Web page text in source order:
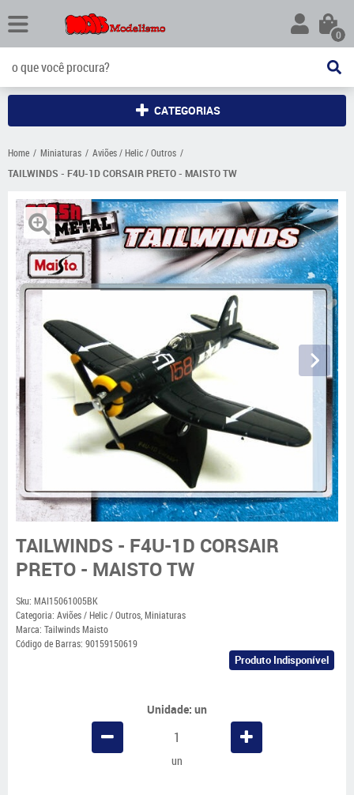
0
CATEGORIAS
Home Miniaturas
Aviões / Helic / Outros
TAILWINDS - F4U-1D CORSAIR PRETO - MAISTO TW
TAILWINDS - F4U-1D CORSAIR
PRETO - MAISTO TW
Sku: MAI15061005BK
Categoria: Aviões / Helic / Outros,Miniaturas
Marca: Tailwinds Maisto
Código de Barras: 90159150619
Produto Indisponível
Unidade: un
un